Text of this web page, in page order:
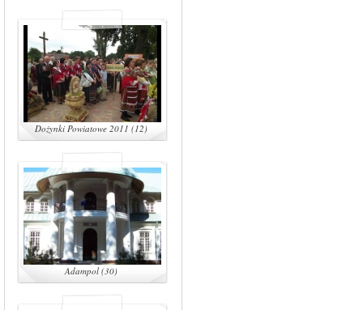
Dożynki Powiatowe 2011 (12)
Adampol (30)